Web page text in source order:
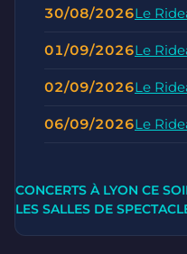
30/08/2026Le
01/09/2026Le
02/09/2026Le
06/09/2026Le
CONCERTS À LYON CE
LES SALLES DE